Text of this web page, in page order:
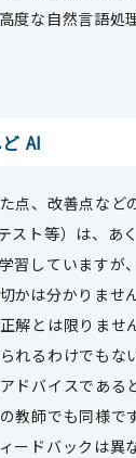
度な自然言語処
AI
点、改善点など
スト等）は、あ
習していますが
かは分かりませ
解とは限りませ
れるわけでもな
ドバイスである
教師でも同様で
ードバックは異